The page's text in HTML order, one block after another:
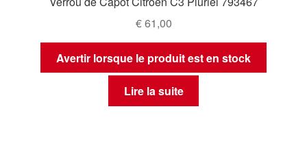
€61,00
Avertir lorsque le produit est en stock
Lire la suite